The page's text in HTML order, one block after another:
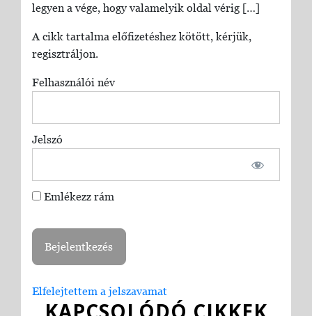
legyen a vége, hogy valamelyik oldal vérig […]
A cikk tartalma előfizetéshez kötött, kérjük,
regisztráljon.
Felhasználói név
Jelszó
Emlékezz rám
Elfelejtettem a jelszavamat